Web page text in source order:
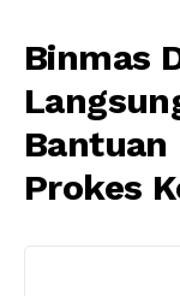
Binmas
Bantuan
Prokes